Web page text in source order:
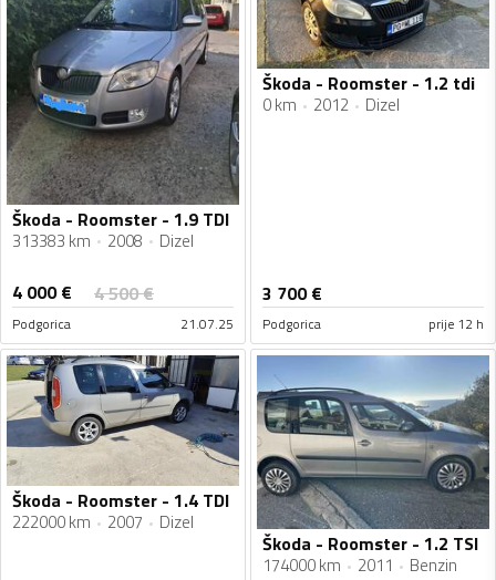
Škoda - Roomster - 1.9 TDI
313383 km 2008 Dizel
4 000€ 4 500€
Podgorica 21.07.25
Škoda - Roomster - 1.2 tdi
0 km 2012 Dizel
3 700€
Podgorica prije 12 h
Škoda - Roomster - 1.4 TDI
222000 km 2007 Dizel
Škoda - Roomster - 1.2 TSI
174000 km 2011 Benzin